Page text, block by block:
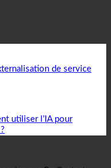
de service
utiliser l’IA pour